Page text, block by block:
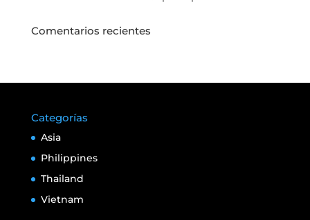
Comentarios recientes
Categorías
Asia
Philippines
Thailand
Vietnam